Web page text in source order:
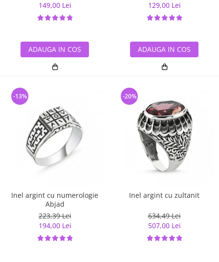
149,00 Lei
ADAUGA IN COS
129,00 Lei
ADAUGA IN COS
Inel argint cu numerologie
Abjad
223,39 Lei
194,00 Lei
-13%
Inel argint cu zultanit
634,49 Lei
507,00 Lei
-20%